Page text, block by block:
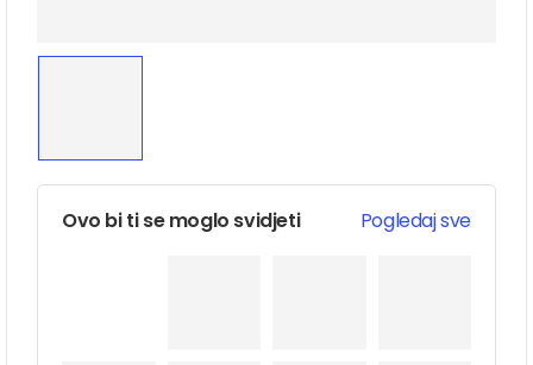
Ovo bi ti se moglo svidjeti Pogledaj sve